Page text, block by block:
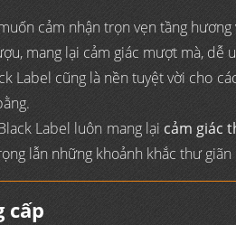
cảm nhận trọn vẹn tầng
mang lại cảm giác mượt mà, dễ
Label cũng là nền tuyệt vời cho
Label luôn mang lại cảm giác
lẫn những khoảnh khắc thư
cấp